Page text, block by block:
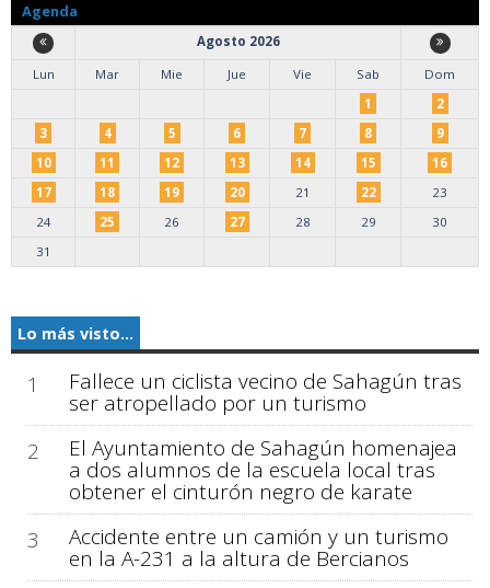
Agenda
Agosto 2026
Lun
Mar Mie Jue Vie Sab
Dom
1
2
3
4 5 6 7 8
9
10
11 12 13 14 15
16
17
18 19 20 21 22
23
24
25 26 27 28 29
30
31
Lo más visto...
1 Fallece un ciclista vecino de Sahagún tras
ser atropellado por un turismo
2
El Ayuntamiento de Sahagún homenajea
a dos alumnos de la escuela local tras
obtener el cinturón negro de karate
3
Accidente entre un camión y un turismo
en la A-231 a la altura de Bercianos